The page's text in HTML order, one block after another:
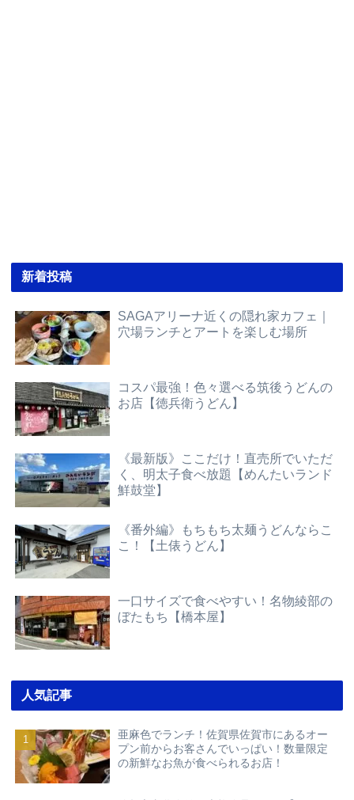
新着投稿
SAGAアリーナ近くの隠れ家カフェ｜
穴場ランチとアートを楽しむ場所
コスパ最強！色々選べる筑後うどんの
お店【徳兵衛うどん】
《最新版》ここだけ！直売所でいただ
く、明太子食べ放題【めんたいランド
鮮鼓堂】
《番外編》もちもち太麺うどんならこ
こ！【土俵うどん】
一口サイズで食べやすい！名物綾部の
ぼたもち【橋本屋】
人気記事
亜麻色でランチ！佐賀県佐賀市にあるオー
プン前からお客さんでいっぱい！数量限定
の新鮮なお魚が食べられるお店！